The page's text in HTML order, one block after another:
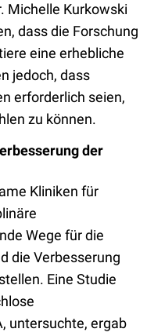
Michelle Kurkowski
dass die Forschung
eine erhebliche
jedoch, dass
erforderlich seien,
zu können.
der
Kliniken für
Wege für die
die Verbesserung
Eine Studie
untersuchte, ergab